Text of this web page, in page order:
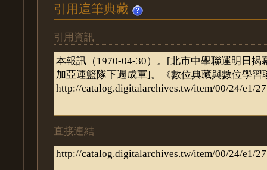
引用這筆典藏
引用資訊
直接連結